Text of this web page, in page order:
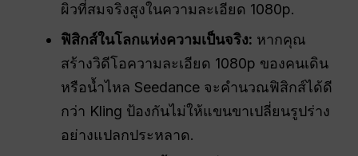
ผิวที่สมจริงสูงในความละเอียด 1080p.
ฟิสิกส์ในโลกแห่งความเป็นจริง: หากคุณ
สร้างวิดีโอความละเอียด 1080p ของคนเดิน
หรือน้ำไหล Seedance จะคำนวณฟิสิกส์ได้ดี
กว่า Kling ป้องกันไม่ให้แขนขาเปลี่ยนรูปร่าง
อย่างแปลกประหลาด.